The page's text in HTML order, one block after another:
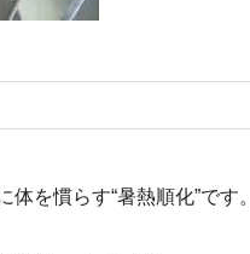
を慣らす“暑熱順化”です。